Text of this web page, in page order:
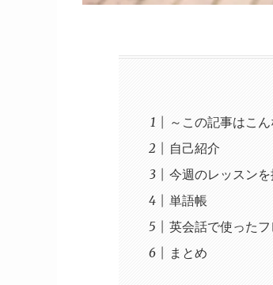
～この記事はこ
自己紹介
今週のレッスン
単語帳
英会話で使った
まとめ